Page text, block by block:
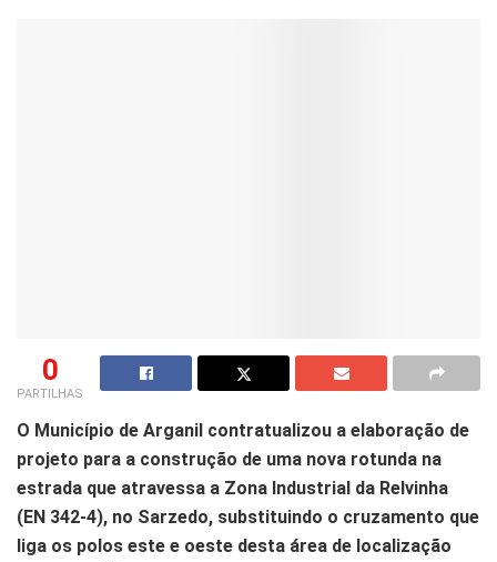
0
PARTILHAS
O Município de Arganil contratualizou a elaboração de
projeto para a construção de uma nova rotunda na
estrada que atravessa a Zona Industrial da Relvinha
(EN 342-4), no Sarzedo, substituindo o cruzamento que
liga os polos este e oeste desta área de localização